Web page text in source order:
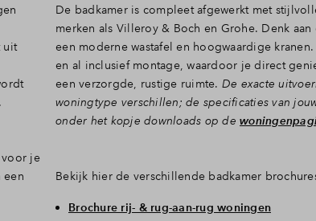
uit
voor je
een
De badkamer is compleet afgewerkt met
merken als Villeroy & Boch en Grohe. Denk
een moderne wastafel en hoogwaardige
en al inclusief montage, waardoor je direct
een verzorgde, rustige ruimte. De exacte
woningtype verschillen; de specificaties van
onder het kopje downloads op de
Bekijk hier de verschillende badkamer
Brochure rij- & rug-aan-rug woningen